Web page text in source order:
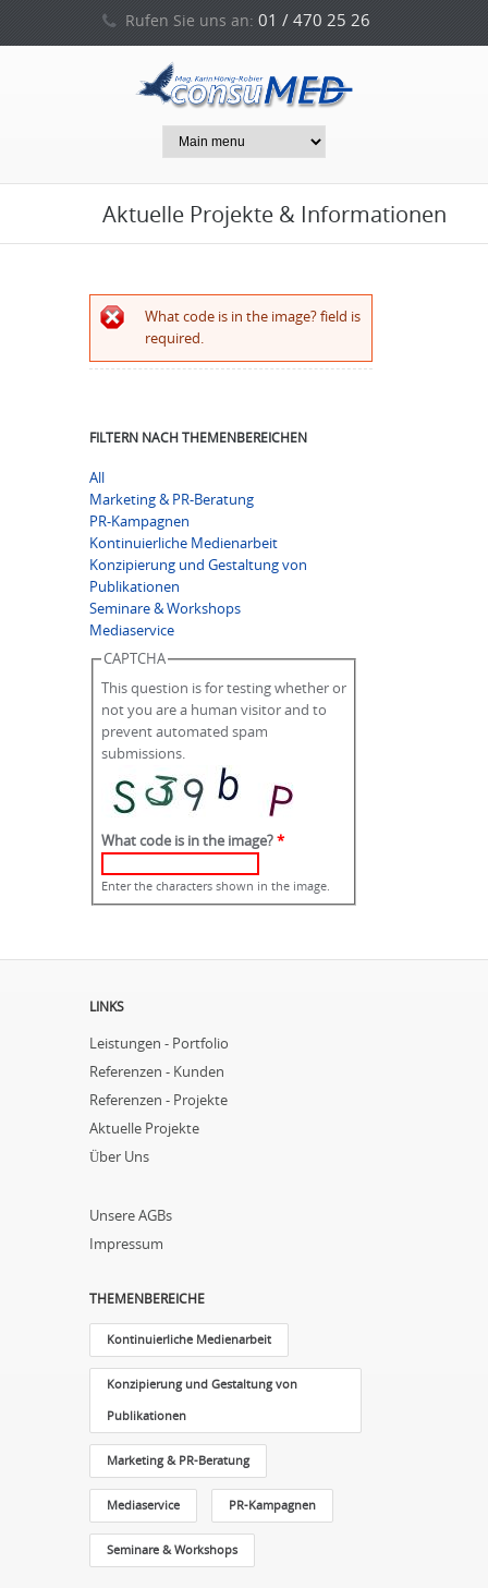
Rufen Sie uns an: 01 / 470 25 26
0664 / 212 53 94
Aktuelle Projekte & Informationen
Error message
What code is in the image? field is
required.
FILTERN NACH THEMENBEREICHEN
All
Marketing & PR-Beratung
PR-Kampagnen
Kontinuierliche Medienarbeit
Konzipierung und Gestaltung von
Publikationen
Seminare & Workshops
Mediaservice
CAPTCHA
This question is for testing whether or
not you are a human visitor and to
prevent automated spam
submissions.
What code is in the image?*
Enter the characters shown in the image.
LINKS
Leistungen - Portfolio
Referenzen - Kunden
Referenzen - Projekte
Aktuelle Projekte
Über Uns
Unsere AGBs
Impressum
THEMENBEREICHE
Kontinuierliche Medienarbeit
Konzipierung und Gestaltung von
Publikationen
Marketing & PR-Beratung
Mediaservice PR-Kampagnen
Seminare & Workshops